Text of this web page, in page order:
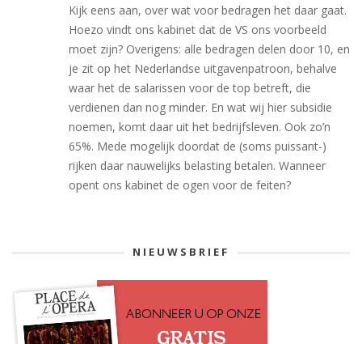
Kijk eens aan, over wat voor bedragen het daar gaat.
Hoezo vindt ons kabinet dat de VS ons voorbeeld
moet zijn? Overigens: alle bedragen delen door 10, en
je zit op het Nederlandse uitgavenpatroon, behalve
waar het de salarissen voor de top betreft, die
verdienen dan nog minder. En wat wij hier subsidie
noemen, komt daar uit het bedrijfsleven. Ook zo’n
65%. Mede mogelijk doordat de (soms puissant-)
rijken daar nauwelijks belasting betalen. Wanneer
opent ons kabinet de ogen voor de feiten?
NIEUWSBRIEF